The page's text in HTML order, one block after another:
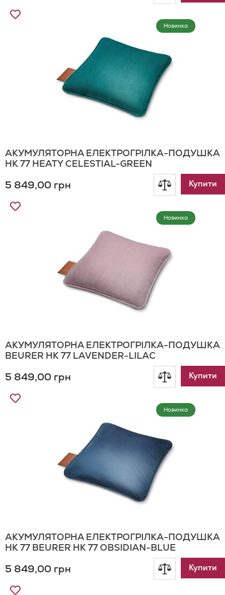
Новинка
АКУМУЛЯТОРНА ЕЛЕКТРОГРІЛКА-ПОДУШКА
HK 77 HEATY CELESTIAL-GREEN
5 849,00 грн
Додати
Додати
Купити
Новинка
АКУМУЛЯТОРНА ЕЛЕКТРОГРІЛКА-ПОДУШКА
BEURER HK 77 LAVENDER-LILAC
5 849,00 грн
Додати
Додати
Купити
Новинка
АКУМУЛЯТОРНА ЕЛЕКТРОГРІЛКА-ПОДУШКА
HK 77 BEURER HK 77 OBSIDIAN-BLUE
5 849,00 грн
Додати
Додати
Купити
Додати